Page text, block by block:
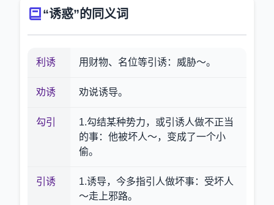
“诱惑”的同义词
利诱 用财物、名位等引诱：威胁～。
劝诱 劝说诱导。
勾引
1.勾结某种势力，或引诱人做不正当
的事：他被坏人～，变成了一个小
偷。
引诱
1.诱导，今多指引人做坏事：受坏人
～走上邪路。